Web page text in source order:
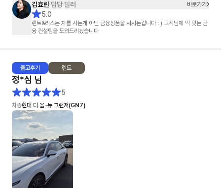
효린님 화이팅
김효린 담당 딜러 바로가기
5.0
렌트&리스는 차를 사는게 아닌 금융상품을 사시는겁니다 : ) 고객님께 딱 맞는 금
융 컨설팅을 도와드리겠습니다
출고후기 렌트
정*심 님
5
차종현대 디 올-뉴 그랜저(GN7)